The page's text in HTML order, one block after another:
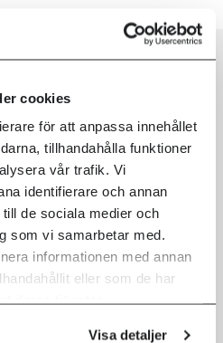
cookies
för att anpassa innehållet
tillhandahålla funktioner
vår trafik. Vi
identifierare och annan
de sociala medier och
som vi samarbetar med.
informationen med annan
eller som de har
deras tjänster.
Visa detaljer
Uddfors